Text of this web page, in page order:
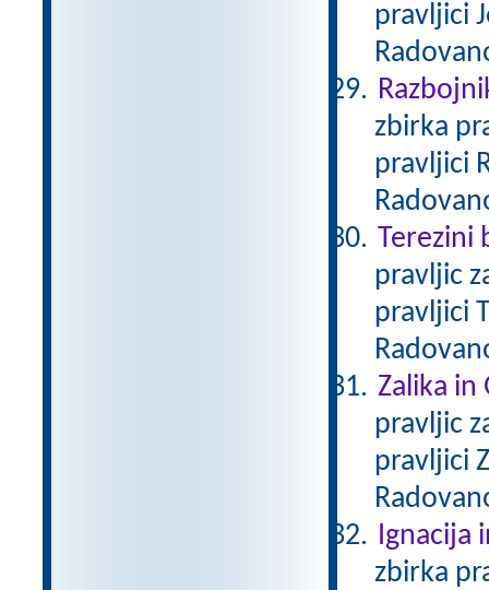
pravljici
zbirka
pravljici
Terezini
pravljic
pravljici
Zalika in
pravljic
pravljici
Ignacija
zbirka